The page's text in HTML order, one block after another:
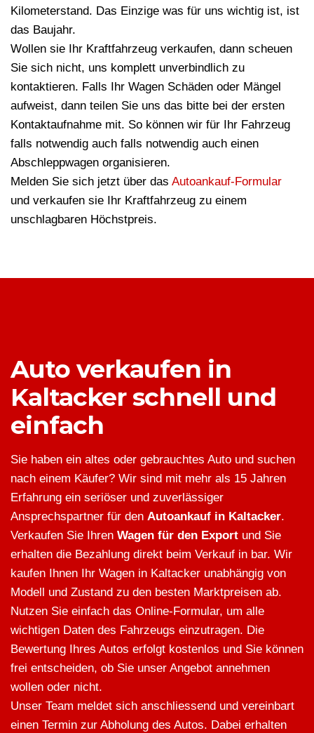
Kilometerstand. Das Einzige was für uns wichtig ist, ist
das Baujahr.
Wollen sie Ihr Kraftfahrzeug verkaufen, dann scheuen
Sie sich nicht, uns komplett unverbindlich zu
kontaktieren. Falls Ihr Wagen Schäden oder Mängel
aufweist, dann teilen Sie uns das bitte bei der ersten
Kontaktaufnahme mit. So können wir für Ihr Fahrzeug
falls notwendig auch falls notwendig auch einen
Abschleppwagen organisieren.
Melden Sie sich jetzt über das Autoankauf-Formular
und verkaufen sie Ihr Kraftfahrzeug zu einem
unschlagbaren Höchstpreis.
Auto verkaufen in
Kaltacker schnell und
einfach
Sie haben ein altes oder gebrauchtes Auto und suchen
nach einem Käufer? Wir sind mit mehr als 15 Jahren
Erfahrung ein seriöser und zuverlässiger
Ansprechspartner für den Autoankauf in Kaltacker.
Verkaufen Sie Ihren Wagen für den Export und Sie
erhalten die Bezahlung direkt beim Verkauf in bar. Wir
kaufen Ihnen Ihr Wagen in Kaltacker unabhängig von
Modell und Zustand zu den besten Marktpreisen ab.
Nutzen Sie einfach das Online-Formular, um alle
wichtigen Daten des Fahrzeugs einzutragen. Die
Bewertung Ihres Autos erfolgt kostenlos und Sie können
frei entscheiden, ob Sie unser Angebot annehmen
wollen oder nicht.
Unser Team meldet sich anschliessend und vereinbart
einen Termin zur Abholung des Autos. Dabei erhalten